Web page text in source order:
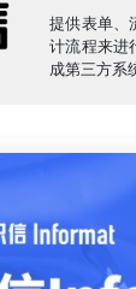
提供表单、
计流程来进
成第三方系